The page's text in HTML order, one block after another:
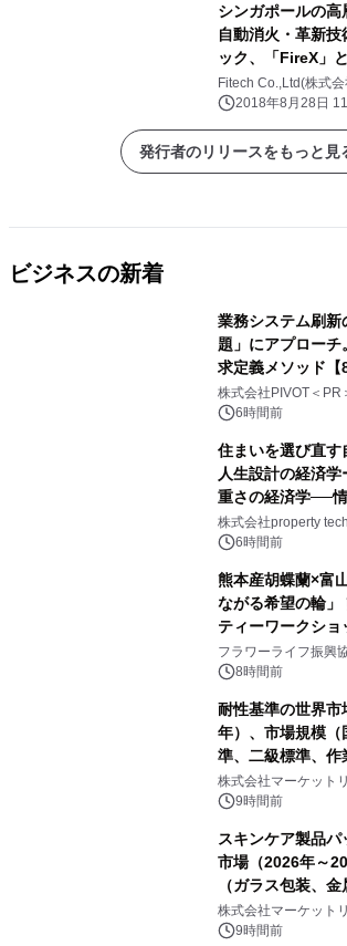
シンガポールの
自動消火・革新
ック、「FireX」
シップ契約に調印
Fitech Co.,Ltd(株式
2018年8月28日
発行者のリリースをもっと見
ビジネスの新着
業務システム刷新
題」にアプロー
求定義メソッド
ー】株式会社
株式会社PIVOT＜PR
6時間前
住まいを選び直す
人生設計の経済
重さの経済学──
PropTechはどう
PropTech-Lab
株式会社property
6時間前
熊本産胡蝶蘭×富
ながる希望の輪」
ティーワークシ
山・射水で開催
フラワーライフ振興
8時間前
耐性基準の世界
年）、市場規模（
準、二級標準、作
ートを発表
株式会社マーケット
9時間前
スキンケア製品
市場（2026年～
（ガラス包装、
ク包装、その他）
表
株式会社マーケット
9時間前